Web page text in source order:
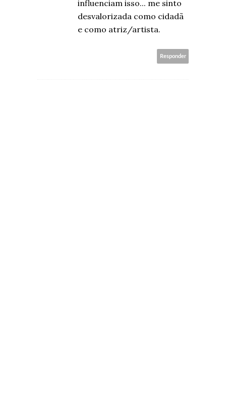
influenciam isso... me sinto
desvalorizada como cidadã
e como atriz/artista.
Responder